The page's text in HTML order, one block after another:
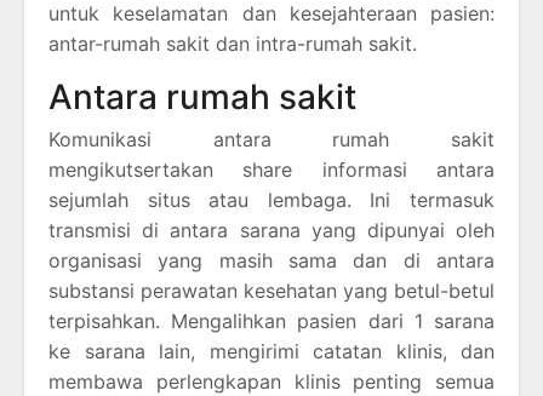
untuk keselamatan dan kesejahteraan pasien:
antar-rumah sakit dan intra-rumah sakit.
Antara rumah sakit
Komunikasi antara rumah sakit
mengikutsertakan share informasi antara
sejumlah situs atau lembaga. Ini termasuk
transmisi di antara sarana yang dipunyai oleh
organisasi yang masih sama dan di antara
substansi perawatan kesehatan yang betul-betul
terpisahkan. Mengalihkan pasien dari 1 sarana
ke sarana lain, mengirimi catatan klinis, dan
membawa perlengkapan klinis penting semua